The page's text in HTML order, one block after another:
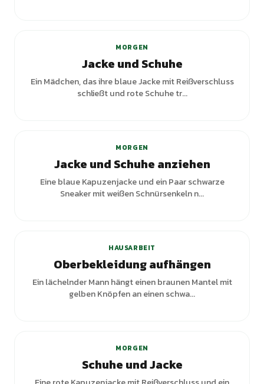
MORGEN
Jacke und Schuhe
Ein Mädchen, das ihre blaue Jacke mit Reißverschluss
schließt und rote Schuhe tr...
MORGEN
Jacke und Schuhe anziehen
Eine blaue Kapuzenjacke und ein Paar schwarze
Sneaker mit weißen Schnürsenkeln n...
HAUSARBEIT
Oberbekleidung aufhängen
Ein lächelnder Mann hängt einen braunen Mantel mit
gelben Knöpfen an einen schwa...
MORGEN
Schuhe und Jacke